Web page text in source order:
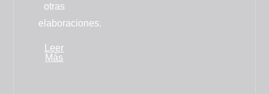
otras
elaboraciones.
Leer
Más